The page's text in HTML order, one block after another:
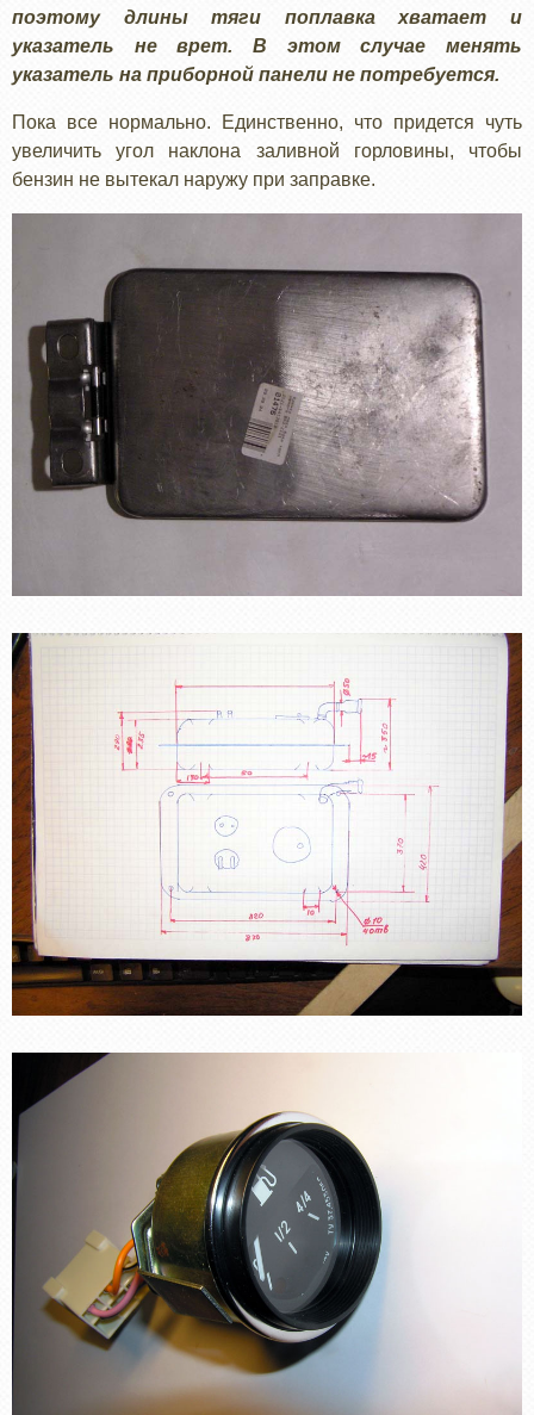
поэтому длины тяги поплавка хватает и
указатель не врет. В этом случае менять
указатель на приборной панели не потребуется.
Пока все нормально. Единственно, что придется чуть
увеличить угол наклона заливной горловины, чтобы
бензин не вытекал наружу при заправке.